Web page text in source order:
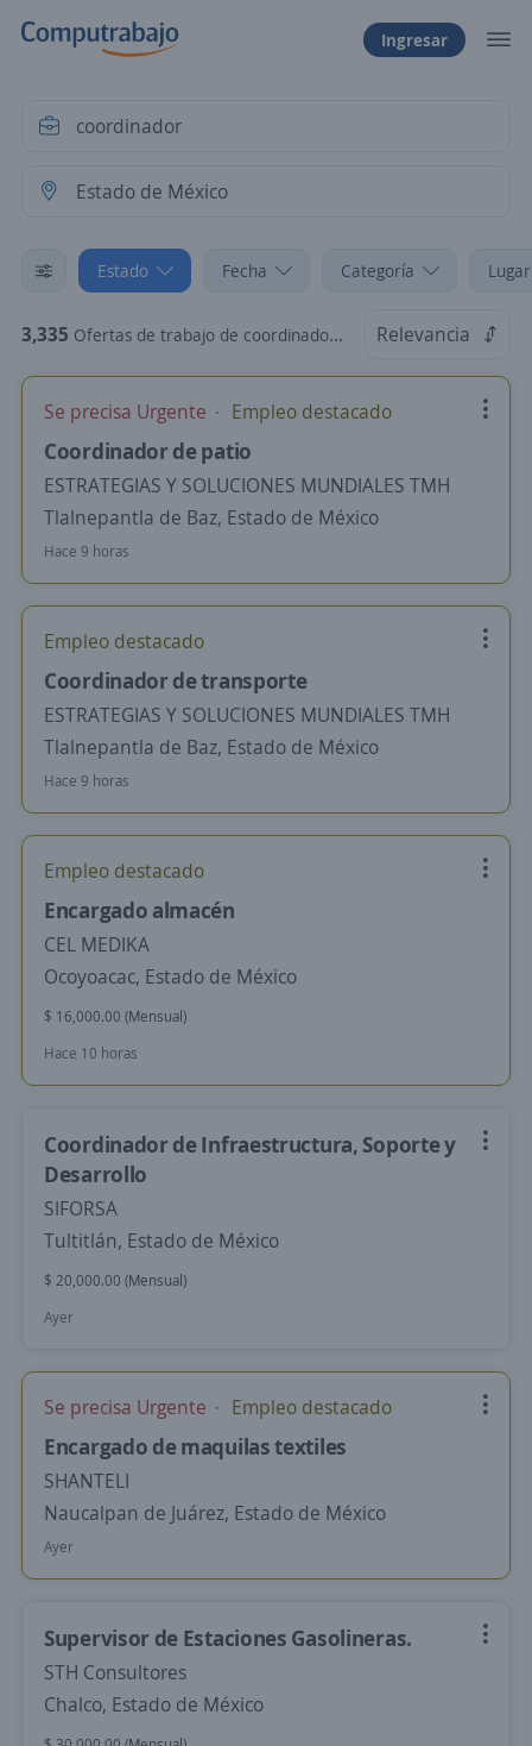
Ingresar
Estado Fecha Categoría
3,335 Ofertas de trabajo de coordinador en Estado de México Relevancia
Se precisa Urgente Empleo destacado
Coordinador de patio
ESTRATEGIAS Y SOLUCIONES MUNDIALES TMH
Tlalnepantla de Baz, Estado de México
Hace 9 horas
Empleo destacado
Coordinador de transporte
ESTRATEGIAS Y SOLUCIONES MUNDIALES TMH
Tlalnepantla de Baz, Estado de México
Hace 9 horas
Empleo destacado
Encargado almacén
CEL MEDIKA
Ocoyoacac, Estado de México
$ 16,000.00 (Mensual)
Hace 10 horas
Coordinador de Infraestructura, Soporte y
Desarrollo
SIFORSA
Tultitlán, Estado de México
$ 20,000.00 (Mensual)
Ayer
Se precisa Urgente Empleo destacado
Encargado de maquilas textiles
SHANTELI
Naucalpan de Juárez, Estado de México
Ayer
Supervisor de Estaciones Gasolineras.
STH Consultores
Chalco, Estado de México